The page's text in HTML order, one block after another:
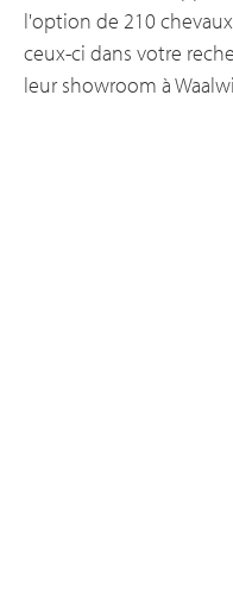
l'option de 210
ceux-ci dans votre
leur showroom à